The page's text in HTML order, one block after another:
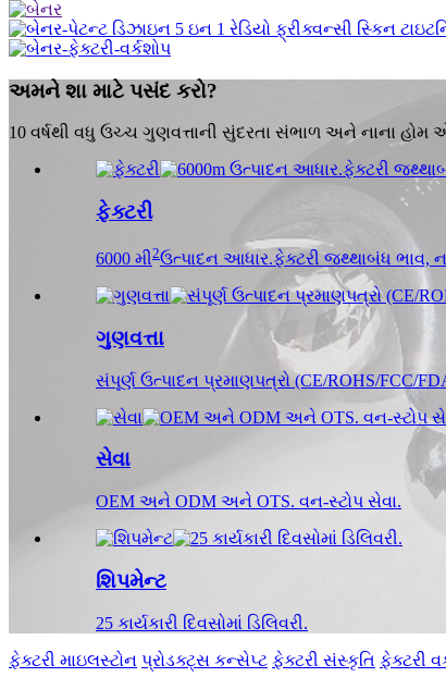
અમને શા માટે પસંદ કરો?
10 વર્ષથી વધુ ઉચ્ચ ગુણવત્તાની સુંદરતા સંભાળ અને નાના હોમ
ફેક્ટરી
6000 મી2ઉત્પાદન આધાર.ફેક્ટરી જથ્થાબંધ ભાવ,
ગુણવત્તા
સંપૂર્ણ ઉત્પાદન પ્રમાણપત્રો (CE/ROHS/FCC/
સેવા
OEM અને ODM અને OTS. વન-સ્ટોપ સેવા.
શિપમેન્ટ
25 કાર્યકારી દિવસોમાં ડિલિવરી.
ફેક્ટરી માઇલસ્ટોન પ્રોડક્ટ્સ કન્સેપ્ટ ફેક્ટરી સંસ્કૃતિ ફેક્ટરી